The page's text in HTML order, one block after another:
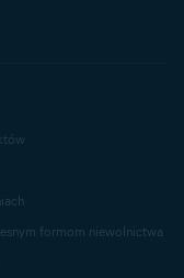
formom niewolnictwa